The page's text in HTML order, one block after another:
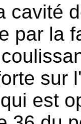
cavité
par la
sur
est